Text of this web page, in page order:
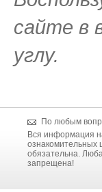
сайте в
углу.
По любым
Вся информация
ознакомительных
обязательна.
запрещена!